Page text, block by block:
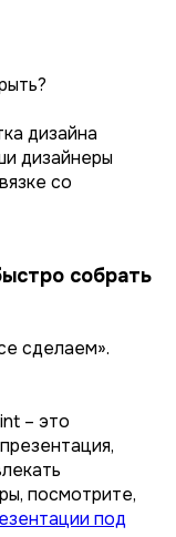
дизайна
дизайнеры
со
собрать
сделаем».
– это
посмотрите,
под